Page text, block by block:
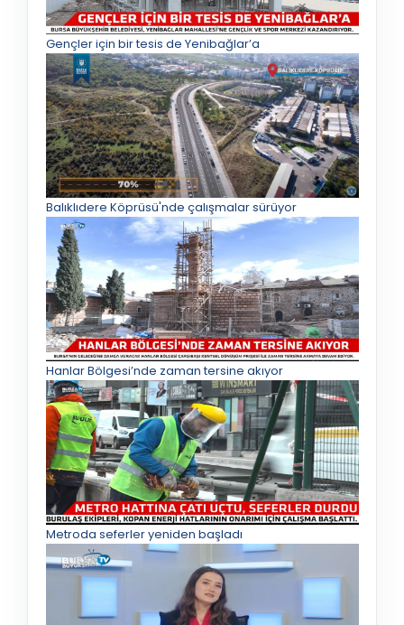
Gençler için bir tesis de Yenibağlar’a
Balıklıdere Köprüsü'nde çalışmalar sürüyor
Hanlar Bölgesi’nde zaman tersine akıyor
Metroda seferler yeniden başladı